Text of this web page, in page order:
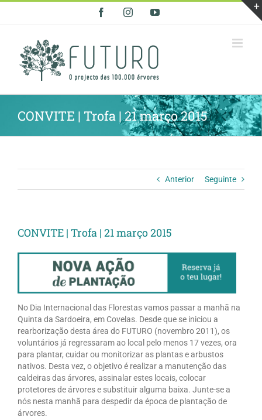
FacebookInstagramYouTube
CONVITE | Trofa | 21 março 2015
Anterior Seguinte
CONVITE | Trofa | 21 março 2015
No Dia Internacional das Florestas vamos passar a manhã na
Quinta da Sardoeira, em Covelas. Desde que se iniciou a
rearborização desta área do FUTURO (novembro 2011), os
voluntários já regressaram ao local pelo menos 17 vezes, ora
para plantar, cuidar ou monitorizar as plantas e arbustos
nativos. Desta vez, o objetivo é realizar a manutenção das
caldeiras das árvores, assinalar estes locais, colocar
protetores de árvores e substituir alguma baixa. Junte-se a
nós nesta manhã para despedir da época de plantação de
árvores.